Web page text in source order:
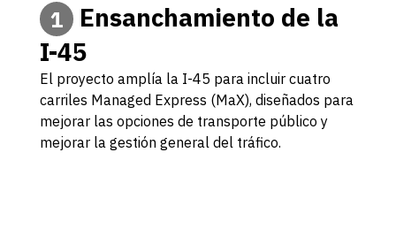
1
Ensanchamiento de la
I-45
El proyecto amplía la I-45 para incluir cuatro
carriles Managed Express (MaX), diseñados para
mejorar las opciones de transporte público y
mejorar la gestión general del tráfico.